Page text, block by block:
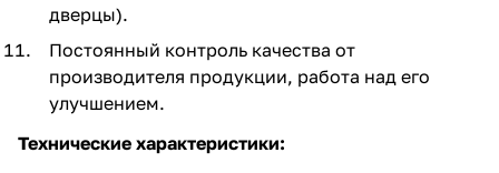
дверцы).
Постоянный контроль качества от
производителя продукции, работа над его
улучшением.
Технические характеристики: